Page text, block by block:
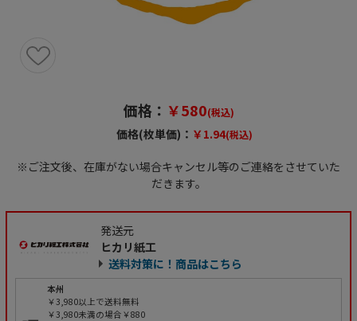
価格： ￥580(税込)
価格(枚単価)： ￥1.94(税込)
※ご注文後、在庫がない場合キャンセル等のご連絡をさせていた
だきます。
発送元
ヒカリ紙工
送料対策に！商品はこちら
本州
￥3,980以上で送料無料
￥3,980未満の場合￥880